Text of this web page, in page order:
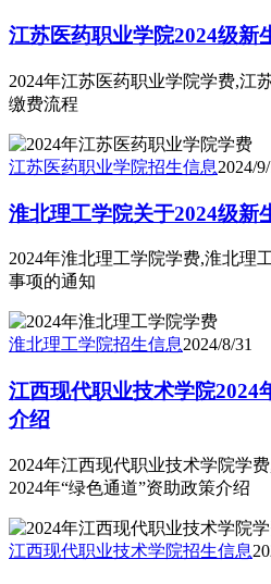
江苏医药职业学院2024级新
2024年江苏医药职业学院学费,江
缴费流程
江苏医药职业学院招生信息2024/9/
淮北理工学院关于2024级新
2024年淮北理工学院学费,淮北理
事项的通知
淮北理工学院招生信息2024/8/31
江西现代职业技术学院2024
介绍
2024年江西现代职业技术学院学
2024年“绿色通道”资助政策介绍
江西现代职业技术学院招生信息